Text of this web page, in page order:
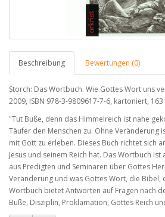
Beschreibung Bewertungen (0)
Storch: Das Wortbuch. Wie Gottes Wort uns
2009, ISBN 978-3-9809617-7-6, kartoniert, 163
"Tut Buße, denn das Himmelreich ist nahe
Täufer den Menschen zu. Ohne Veränderung
mit Gott zu erleben. Dieses Buch richtet sich
Jesus und seinem Reich hat. Das Wortbuch
aus Predigten und Seminaren über Gottes
Veränderung und was Gottes Wort, die Bibel,
Wortbuch bietet Antworten auf Fragen nach
Buße, Disziplin, Proklamation, Gottes Reich